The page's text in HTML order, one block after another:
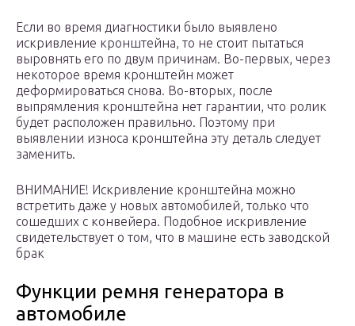
Если во время диагностики было выявлено
искривление кронштейна, то не стоит пытаться
выровнять его по двум причинам. Во-первых, через
некоторое время кронштейн может
деформироваться снова. Во-вторых, после
выпрямления кронштейна нет гарантии, что ролик
будет расположен правильно. Поэтому при
выявлении износа кронштейна эту деталь следует
заменить.
ВНИМАНИЕ! Искривление кронштейна можно
встретить даже у новых автомобилей, только что
сошедших с конвейера. Подобное искривление
свидетельствует о том, что в машине есть заводской
брак
Функции ремня генератора в
автомобиле